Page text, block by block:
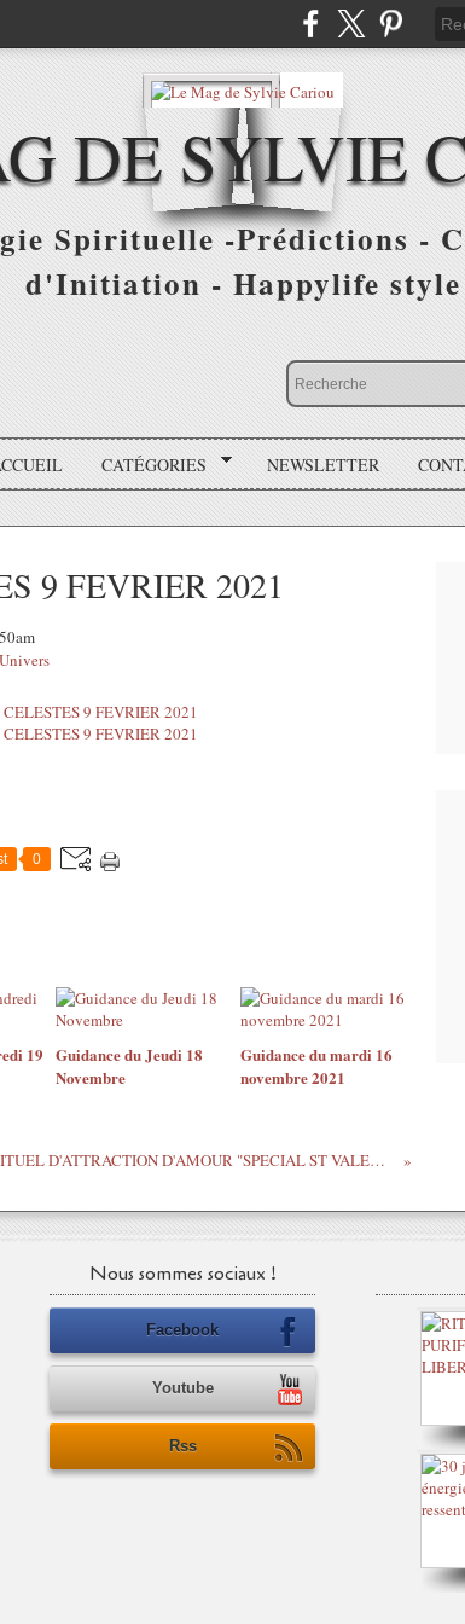
DE SYLVIE
Spirituelle -Prédictions -
d'Initiation - Happylife style
CATÉGORIES NEWSLETTER
9 FEVRIER 2021
0
19 Guidance du Jeudi 18
Novembre
Guidance du mardi 16
novembre 2021
RITUEL D'ATTRACTION D'AMOUR "SPECIAL ST VALENTIN
Nous sommes sociaux !
Facebook
Youtube
Rss